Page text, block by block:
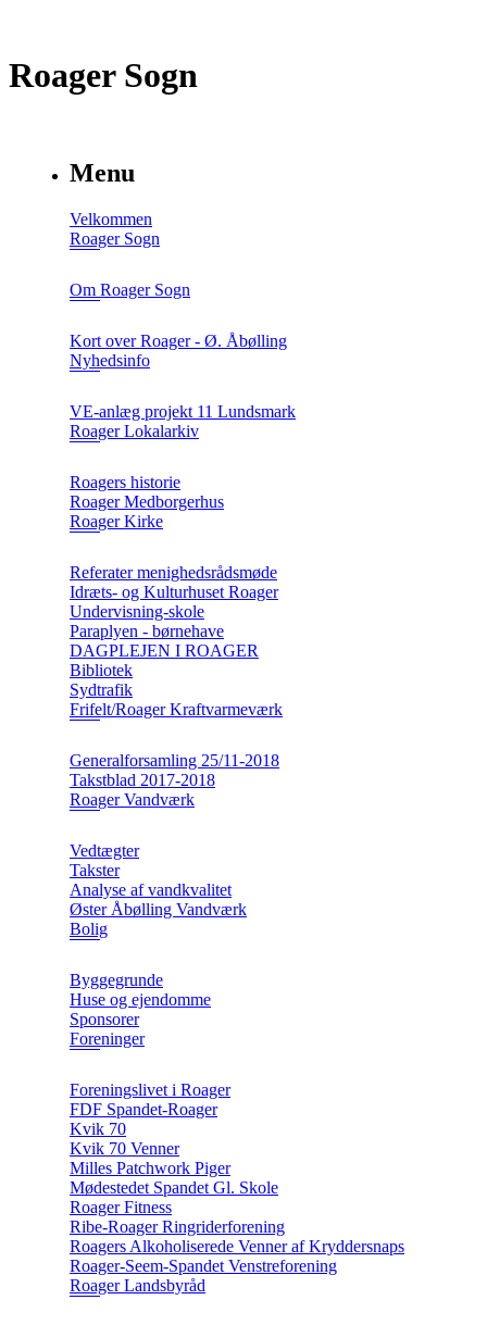
Roager Sogn
Menu
Velkommen
Roager Sogn
Om Roager Sogn
Kort over Roager - Ø. Åbølling
Nyhedsinfo
VE-anlæg projekt 11 Lundsmark
Roager Lokalarkiv
Roagers historie
Roager Medborgerhus
Roager Kirke
Referater menighedsrådsmøde
Idræts- og Kulturhuset Roager
Undervisning-skole
Paraplyen - børnehave
DAGPLEJEN I ROAGER
Bibliotek
Sydtrafik
Frifelt/Roager Kraftvarmeværk
Generalforsamling 25/11-2018
Takstblad 2017-2018
Roager Vandværk
Vedtægter
Takster
Analyse af vandkvalitet
Øster Åbølling Vandværk
Bolig
Byggegrunde
Huse og ejendomme
Sponsorer
Foreninger
Foreningslivet i Roager
FDF Spandet-Roager
Kvik 70
Kvik 70 Venner
Milles Patchwork Piger
Mødestedet Spandet Gl. Skole
Roager Fitness
Ribe-Roager Ringriderforening
Roagers Alkoholiserede Venner af Kryddersnaps
Roager-Seem-Spandet Venstreforening
Roager Landsbyråd